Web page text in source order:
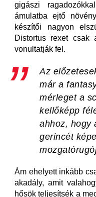
gigászi
ámulatba ejtő
készítői nagyon
Distortus rexet csak
vonultatják fel.
Az
már a
mérleget a
kellőképp
ahhoz, hogy
gerincét
Ám ehelyett inkább
akadály, amit
hősök teljesítsék a